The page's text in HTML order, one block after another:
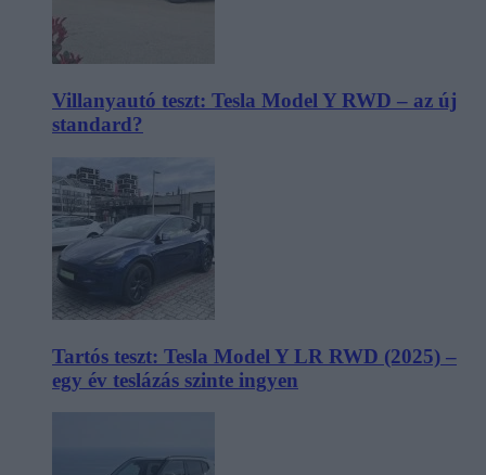
Villanyautó teszt: Tesla Model Y RWD – az új
standard?
Tartós teszt: Tesla Model Y LR RWD (2025) –
egy év teslázás szinte ingyen